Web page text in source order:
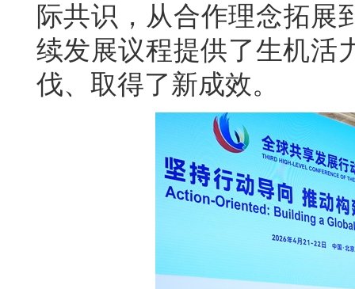
际共识，从合作理念拓展
续发展议程提供了生机活
伐、取得了新成效。